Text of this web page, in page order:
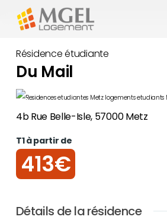
content
Résidence étudiante
Du Mail
4b Rue Belle-Isle, 57000 Metz
413€
T1 à partir de
Détails de la résidence